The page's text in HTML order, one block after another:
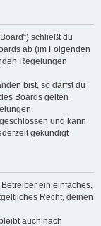
schließt du
ab (im Folgenden
Regelungen
bist, so darfst du
Boards gelten
und kann
gekündigt
ein einfaches,
Recht, deinen
auch nach